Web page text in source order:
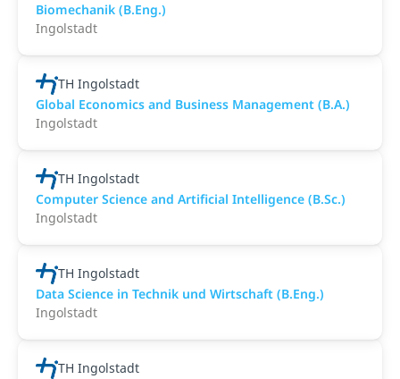
Biomechanik (B.Eng.)
Ingolstadt
TH Ingolstadt
Global Economics and Business Management (B.A.)
Ingolstadt
TH Ingolstadt
Computer Science and Artificial Intelligence (B.Sc.)
Ingolstadt
TH Ingolstadt
Data Science in Technik und Wirtschaft (B.Eng.)
Ingolstadt
TH Ingolstadt